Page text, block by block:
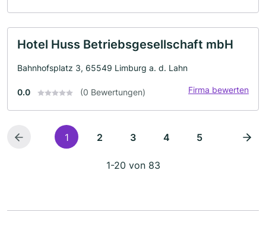
Hotel Huss Betriebsgesellschaft mbH
Bahnhofsplatz 3, 65549 Limburg a. d. Lahn
0.0 (0 Bewertungen) Firma bewerten
1 2 3 4 5
1-20 von 83